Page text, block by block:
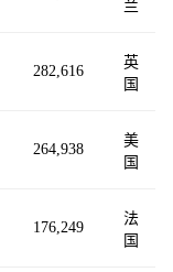
兰
282,616
英
国
264,938
美
国
176,249
法
国